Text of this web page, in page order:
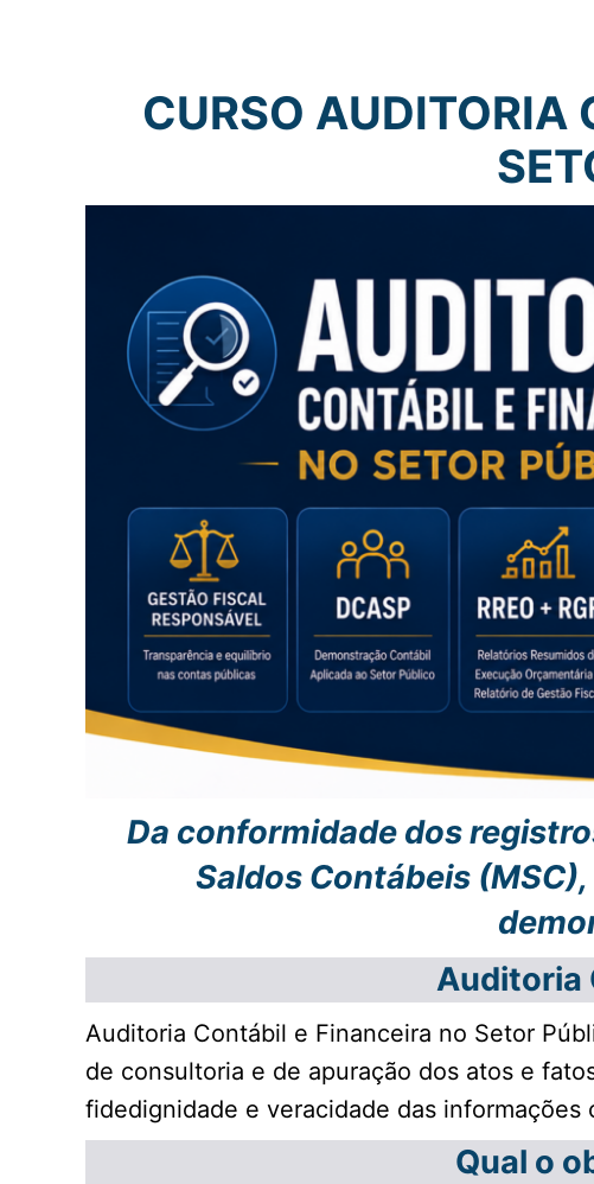
CURSO AUDITORIA
Da conformidade dos
Saldos Contábeis
Auditoria
Auditoria Contábil e Financeira no Setor
de consultoria e de apuração dos atos e
fidedignidade e veracidade das informações
Qual o